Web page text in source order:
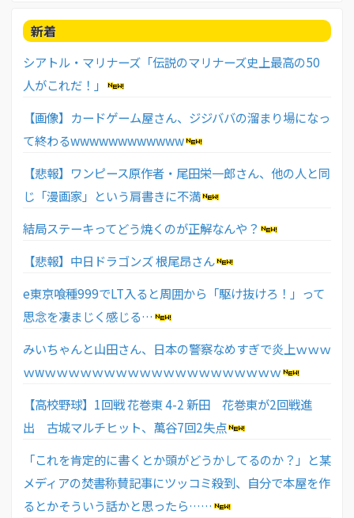
新着
シアトル・マリナーズ「伝説のマリナーズ史上最高の50
人がこれだ！」
【画像】カードゲーム屋さん、ジジババの溜まり場になっ
て終わるwwwwwwwwwwww
【悲報】ワンピース原作者・尾田栄一郎さん、他の人と同
じ「漫画家」という肩書きに不満
結局ステーキってどう焼くのが正解なんや？
【悲報】中日ドラゴンズ 根尾昂さん
e東京喰種999でLT入ると周囲から「駆け抜けろ！」って
思念を凄まじく感じる…
みいちゃんと山田さん、日本の警察なめすぎで炎上ｗｗｗ
ｗwｗｗｗｗｗｗｗｗｗｗｗｗｗｗｗｗｗｗｗｗ
【高校野球】1回戦 花巻東 4-2 新田 花巻東が2回戦進
出 古城マルチヒット、萬谷7回2失点
「これを肯定的に書くとか頭がどうかしてるのか？」と某
メディアの焚書称賛記事にツッコミ殺到、自分で本屋を作
るとかそういう話かと思ったら……